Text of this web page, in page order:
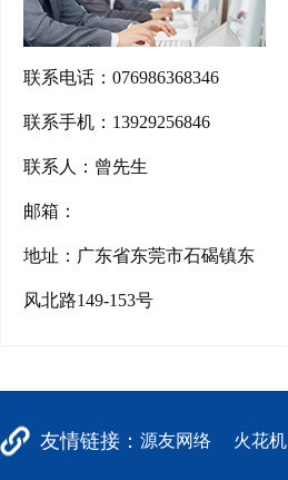
联系电话：076986368346
联系手机：13929256846
联系人：曾先生
邮箱：
地址：广东省东莞市石碣镇东
风北路149-153号
友情链接： 源友网络 火花机